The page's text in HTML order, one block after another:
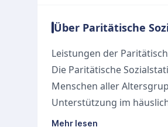
Über Paritätische
Leistungen der
Die Paritätische
Menschen aller
Unterstützung im
das auf die individuellen
Mehr lesen